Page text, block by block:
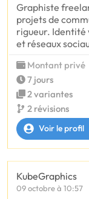
Graphiste
projets de
rigueur. Identité
et réseaux
Montant privé
7 jours
2 variantes
2 révisions
Voir le profil
KubeGraphics
09 octobre à 10:57